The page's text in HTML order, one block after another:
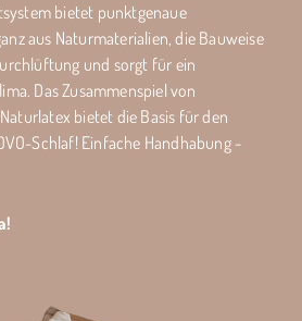
bietet punktgenaue
aus Naturmaterialien, die Bauweise
und sorgt für ein
Das Zusammenspiel von
bietet die Basis für den
Schlaf! Einfache Handhabung -